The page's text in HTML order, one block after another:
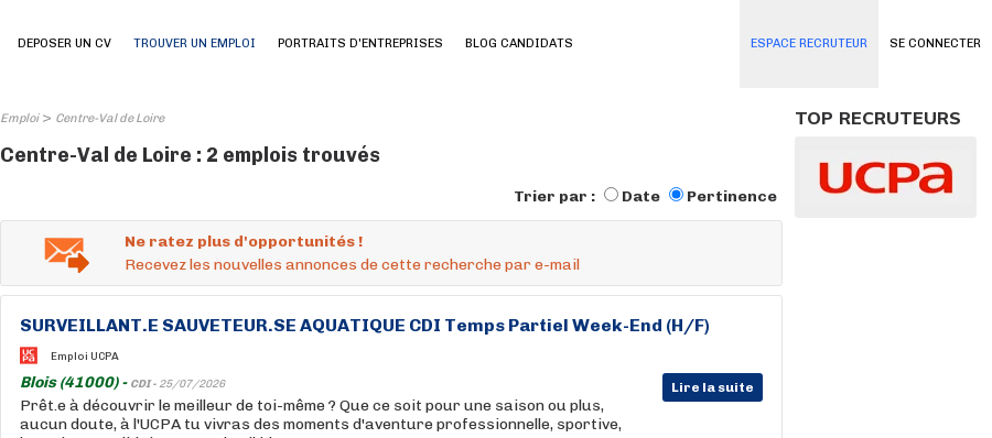
SE CONNECTER
DEPOSER UN CV TROUVER UN EMPLOI PORTRAITS D'ENTREPRISES BLOG CANDIDATS ESPACE RECRUTEUR
Emploi> Centre-Val de Loire
Centre-Val de Loire : 2 emplois trouvés
Trier par : Date Pertinence
Ne ratez plus d'opportunités !
Recevez les nouvelles annonces de cette recherche par e-mail
SURVEILLANT.E SAUVETEUR.SE AQUATIQUE CDI Temps Partiel Week-End (H/F)
Emploi UCPA
Blois (41000) - CDI - 25/07/2026 Lire la suite
Prêt.e à découvrir le meilleur de toi-même ? Que ce soit pour une saison ou plus,
aucun doute, à l'UCPA tu vivras des moments d'aventure professionnelle, sportive,
TOP RECRUTEURS